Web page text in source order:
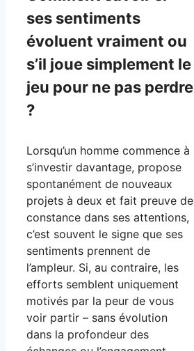
ses sentiments
évoluent vraiment ou
s’il joue simplement le
jeu pour ne pas perdre
?
Lorsqu’un homme commence à
s’investir davantage, propose
spontanément de nouveaux
projets à deux et fait preuve de
constance dans ses attentions,
c’est souvent le signe que ses
sentiments prennent de
l’ampleur. Si, au contraire, les
efforts semblent uniquement
motivés par la peur de vous
voir partir – sans évolution
dans la profondeur des